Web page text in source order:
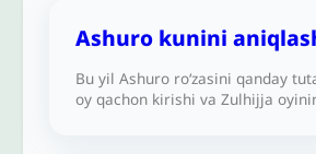
Ashuro kunini
Bu yil Ashuro roʻzasini qanday
oy qachon kirishi va Zulhijja